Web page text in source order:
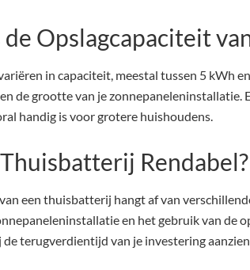
de Opslagcapaciteit
in capaciteit, meestal tussen 5 kWh
de grootte van je zonnepaneleninstallatie.
handig is voor grotere huishoudens.
Rendabel?
een thuisbatterij hangt af van
en het gebruik van de
terugverdientijd van je investering